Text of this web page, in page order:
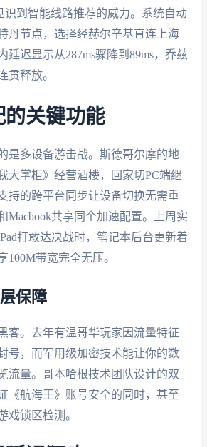
识到智能线路推荐的威力。系统自动
丹节点，选择经赫尔辛基直连上海
延迟显示从287ms骤降到89ms，乔兹
贯释放。
的关键功能
是多设备游击战。斯德哥尔摩的地
大掌柜》经营酒楼，回家切PC端继
持的跨平台同步让设备切换无需重
Macbook共享同个加速配置。上周实
打敢达决战时，笔记本后台更新着
100M带宽完全无压。
保障
客。去年有温哥华玩家因流量特征
号，而军用级加密技术能让你的数
流量。哥本哈根技术团队设计的双
《航海王》账号安全的同时，甚至
戏锁区检测。